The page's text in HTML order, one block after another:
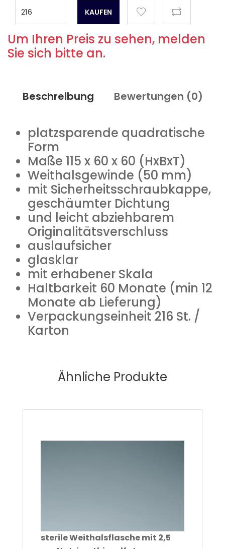
Um Ihren Preis zu sehen, melden
Sie sich bitte an.
Beschreibung Bewertungen (0)
platzsparende quadratische
Form
Maße 115 x 60 x 60 (HxBxT)
Weithalsgewinde (50 mm)
mit Sicherheitsschraubkappe,
geschäumter Dichtung
und leicht abziehbarem
Originalitätsverschluss
auslaufsicher
glasklar
mit erhabener Skala
Haltbarkeit 60 Monate (min 12
Monate ab Lieferung)
Verpackungseinheit 216 St. /
Karton
Ähnliche Produkte
sterile Weithalsflasche mit 2,5